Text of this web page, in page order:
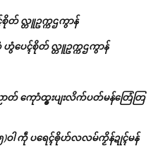
တ် လ္တူဥက္ကဌကွာန်
ပေၚ်စိုတ် လ္တူဥက္ကဌကွာန်
တ် ကေုာံထ္ၜးပျးလိက်ပတ်မန်တြေံတြ
)ဝါ ကဵု ပရေၚ်ၜိုဟ်လလမ်ကၟိန်ဍုၚ်မန်